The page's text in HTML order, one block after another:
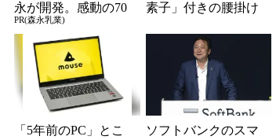
永が開発。感動の70
代続出
PR(森永乳業)
素子」付きの腰掛け
「5年前のPC」とこ
ソフトバンクのスマ